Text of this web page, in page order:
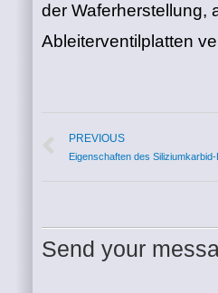
der Waferherstellung,
Ableiterventilplatten
PREVIOUS
Eigenschaften des
Send your